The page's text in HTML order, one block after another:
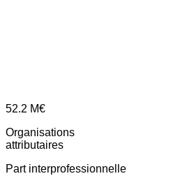
52.2 M€
Organisations
attributaires
Part interprofessionnelle